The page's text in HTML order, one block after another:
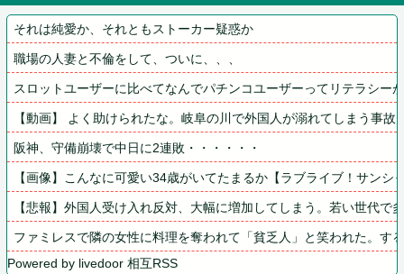
それは純愛か、それともストーカー疑惑か
職場の人妻と不倫をして、ついに、、、
スロットユーザーに比べてなんでパチンコユーザーってリテラシー
【動画】 よく助けられたな。岐阜の川で外国人が溺れてしまう事故
阪神、守備崩壊で中日に2連敗・・・・・・
【画像】こんなに可愛い34歳がいてたまるか【ラブライブ！サンシ
【悲報】外国人受け入れ反対、大幅に増加してしまう。若い世代
ファミレスで隣の女性に料理を奪われて「貧乏人」と笑われた。
Powered by livedoor 相互RSS